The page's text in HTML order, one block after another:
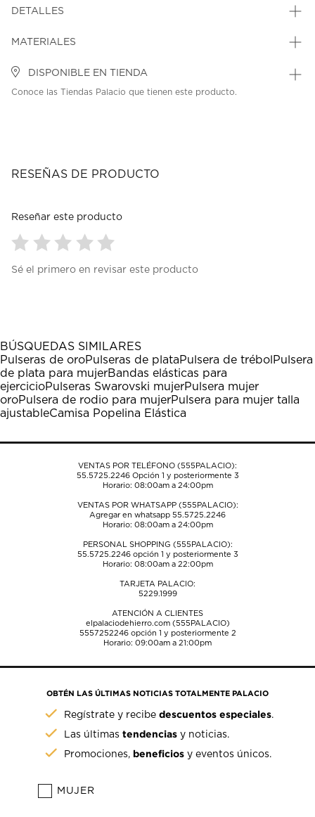
DETALLES
MATERIALES
DISPONIBLE EN TIENDA
Conoce las Tiendas Palacio que tienen este producto.
RESEÑAS DE PRODUCTO
Reseñar este producto
para
1
estrella
Esta
acción
abrirá
el
formulario
envío.
para
estrellas.
Esta
acción
abrirá
el
formulario
envío.
para
estrellas.
Esta
acción
abrirá
el
formulario
envío.
para
estrellas.
Esta
acción
abrirá
el
formulario
envío.
para
estrellas.
Esta
acción
abrirá
el
formulario
envío.
Sé el primero en revisar este producto
BÚSQUEDAS SIMILARES
Pulseras de oroPulseras de plataPulsera de trébol Pulsera
de plata para mujerBandas elásticas para
ejercicioPulseras Swarovski mujerPulsera mujer
oroPulsera de rodio para mujerPulsera para mujer talla
ajustableCamisa Popelina Elástica
VENTAS POR TELÉFONO (555PALACIO):
55.5725.2246Opción 1 y posteriormente 3
Horario: 08:00am a 24:00pm
VENTAS POR WHATSAPP (555PALACIO):
Agregar en whatsapp 55.5725.2246
Horario: 08:00am a 24:00pm
PERSONAL SHOPPING (555PALACIO):
55.5725.2246opción 1 y posteriormente 3
Horario: 08:00am a 22:00pm
TARJETA PALACIO:
5229.1999
ATENCIÓN A CLIENTES
elpalaciodehierro.com (555PALACIO)
5557252246opción 1 y posteriormente 2
Horario: 09:00am a 21:00pm
OBTÉN LAS ÚLTIMAS NOTICIAS TOTALMENTE PALACIO
Regístrate y recibedescuentos especiales.
Las últimastendencias y noticias.
Promociones, beneficios y eventos únicos.
MUJER